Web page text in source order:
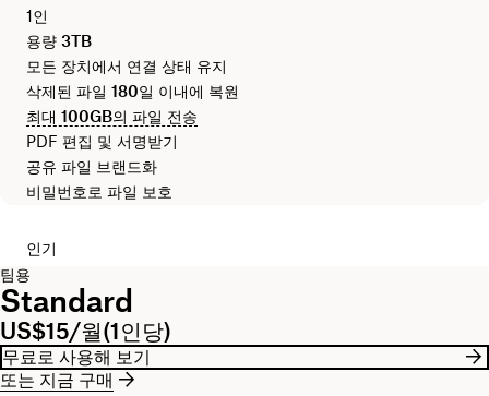
1인
용량 3TB
모든 장치에서 연결 상태 유지
삭제된 파일 180일 이내에 복원
최대 100GB의 파일 전송
PDF 편집 및 서명받기
공유 파일 브랜드화
비밀번호로 파일 보호
인기
팀용
Standard
US$15/월(1인당)
무료로 사용해 보기
또는 지금 구매